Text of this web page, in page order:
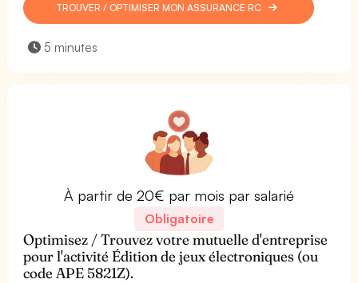
TROUVER / OPTIMISER MON ASSURANCE RC
5 minutes
À partir de 20€ par mois par salarié
Obligatoire
Optimisez / Trouvez votre mutuelle d'entreprise
pour l'activité Édition de jeux électroniques (ou
code APE 5821Z).